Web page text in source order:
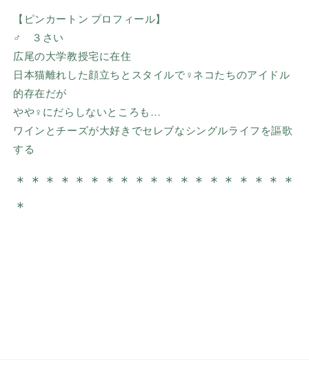
【ピンカートン プロフィール】
♂ ３さい
広尾の大学教授宅に在住
日本猫離れした顔立ちとスタイルで ♀ネコたちのアイドル
的存在だが
やや♀にだらしないところも…
ワインとチーズが大好きでセレブなシングルライフを謳歌
する
＊＊＊＊＊＊＊＊ ＊＊＊＊＊＊ ＊ ＊＊＊＊
＊